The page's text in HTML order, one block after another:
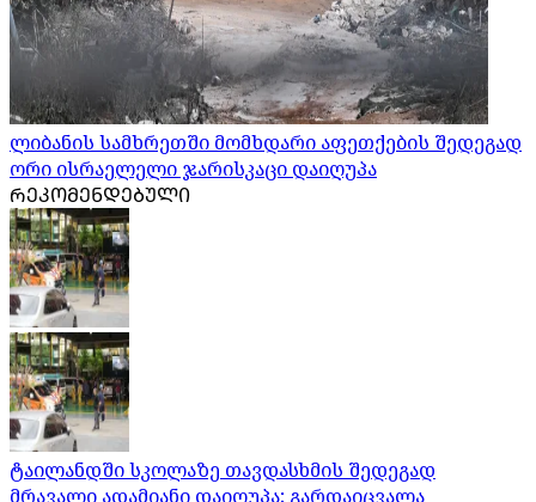
ლიბანის სამხრეთში მომხდარი აფეთქების შედეგად
ორი ისრაელელი ჯარისკაცი დაიღუპა
ᲠᲔᲙᲝᲛᲔᲜᲓᲔᲑᲣᲚᲘ
ტაილანდში სკოლაზე თავდასხმის შედეგად
მრავალი ადამიანი დაიღუპა; გარდაიცვალა